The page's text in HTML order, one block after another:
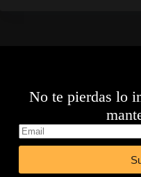
No te pierdas lo